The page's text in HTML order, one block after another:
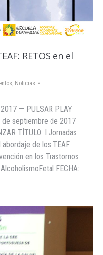
RETOS en el
, Noticias
— PULSAR PLAY
de septiembre de 2017
TÍTULO: I Jornadas
abordaje de los TEAF
en los Trastornos
FECHA: